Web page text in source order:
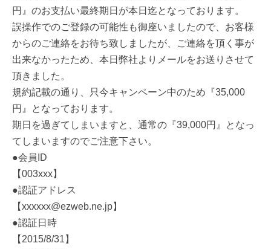
円』のお支払い最終期日が本日迄となっております。
誤操作でのご登録の可能性も御座いましたので、お客様
からのご連絡をお待ち致しましたが、ご連絡を頂く事が
出来なかったため、本日弊社よりメールをお送りさせて
頂きました。
規約記載の通り、只今キャンペーン中のため『35,000
円』となっております。
期日を過ぎてしまいますと、通常の『39,000円』となっ
てしまいますのでご注意下さい。
●会員ID
【003xxx】
●認証アドレス
【xxxxxx@ezweb.ne.jp】
●認証日時
【2015/8/31】